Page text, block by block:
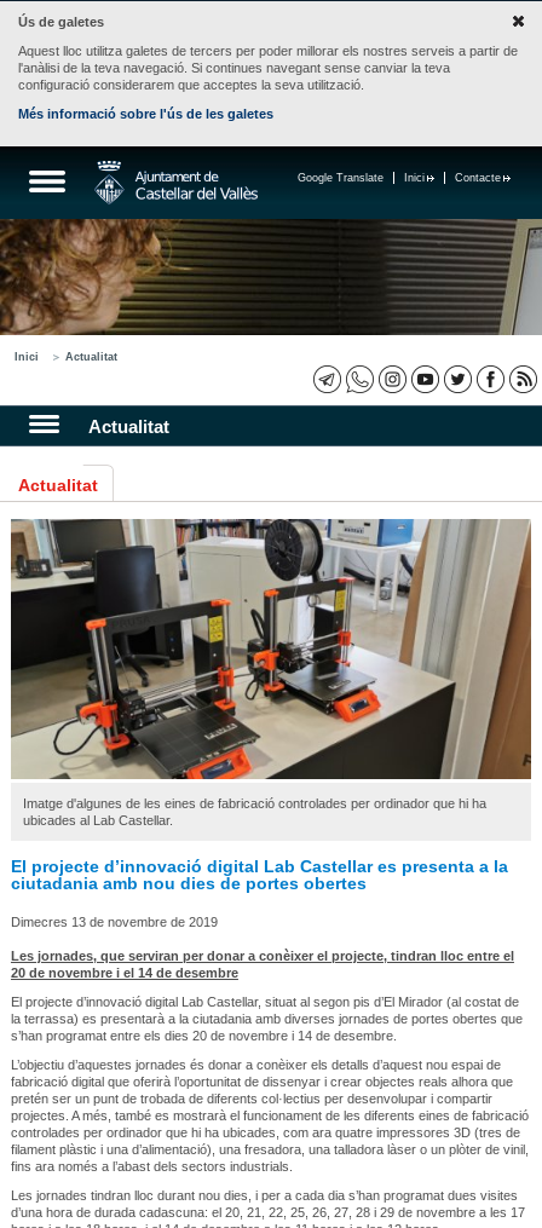
Ús de galetes
Aquest lloc utilitza galetes de tercers per poder millorar els nostres serveis a partir de
l'anàlisi de la teva navegació. Si continues navegant sense canviar la teva
configuració considerarem que acceptes la seva utilització.
Més informació sobre l'ús de les galetes
Contacte
Inici
Google Translate
Inici Actualitat
Actualitat
Actualitat
Imatge d'algunes de les eines de fabricació controlades per ordinador que hi ha
ubicades al Lab Castellar.
El projecte d’innovació digital Lab Castellar es presenta a la
ciutadania amb nou dies de portes obertes
Dimecres 13 de novembre de 2019
Les jornades, que serviran per donar a conèixer el projecte, tindran lloc entre el
20 de novembre i el 14 de desembre
El projecte d’innovació digital Lab Castellar, situat al segon pis d’El Mirador (al costat de
la terrassa) es presentarà a la ciutadania amb diverses jornades de portes obertes que
s’han programat entre els dies 20 de novembre i 14 de desembre.
L’objectiu d’aquestes jornades és donar a conèixer els detalls d’aquest nou espai de
fabricació digital que oferirà l’oportunitat de dissenyar i crear objectes reals alhora que
pretén ser un punt de trobada de diferents col·lectius per desenvolupar i compartir
projectes. A més, també es mostrarà el funcionament de les diferents eines de fabricació
controlades per ordinador que hi ha ubicades, com ara quatre impressores 3D (tres de
filament plàstic i una d’alimentació), una fresadora, una talladora làser o un plòter de vinil,
fins ara només a l’abast dels sectors industrials.
Les jornades tindran lloc durant nou dies, i per a cada dia s’han programat dues visites
d’una hora de durada cadascuna: el 20, 21, 22, 25, 26, 27, 28 i 29 de novembre a les 17